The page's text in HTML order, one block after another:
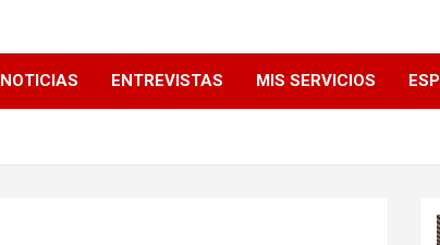
NOTICIAS ENTREVISTAS MIS SERVICIOS